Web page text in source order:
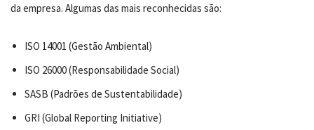
da empresa. Algumas das mais reconhecidas são:
ISO 14001 (Gestão Ambiental)
ISO 26000 (Responsabilidade Social)
SASB (Padrões de Sustentabilidade)
GRI (Global Reporting Initiative)